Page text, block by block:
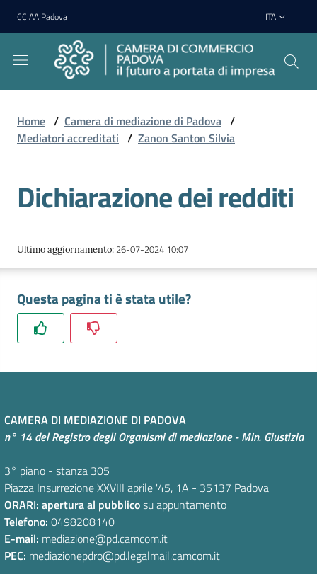
Vai al contenuto
Vai alla navigazione
Vai al footer
CCIAA Padova ITA
Camera
di
Padova
Regolamento
e
Codice
S
A
-
P
a
g
a
Home / Camera di mediazione di Padova /
Mediatori accreditati / Zanon Santon Silvia
Dichiarazione dei redditi
Ultimo aggiornamento: 26-07-2024 10:07
Questa pagina ti è stata utile?
CAMERA DI MEDIAZIONE DI PADOVA
n° 14 del Registro degli Organismi di mediazione - Min. Giustizia
3° piano - stanza 305
Piazza Insurrezione XXVIII aprile '45, 1A - 35137 Padova
ORARI: apertura al pubblicosu appuntamento
Telefono: 0498208140
E-mail: mediazione@pd.camcom.it
PEC: mediazionepdro@pd.legalmail.camcom.it